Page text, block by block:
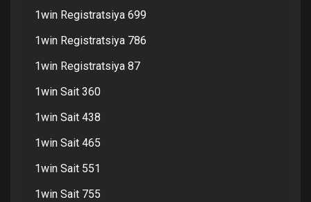
1win Registratsiya 699
1win Registratsiya 786
1win Registratsiya 87
1win Sait 360
1win Sait 438
1win Sait 465
1win Sait 551
1win Sait 755